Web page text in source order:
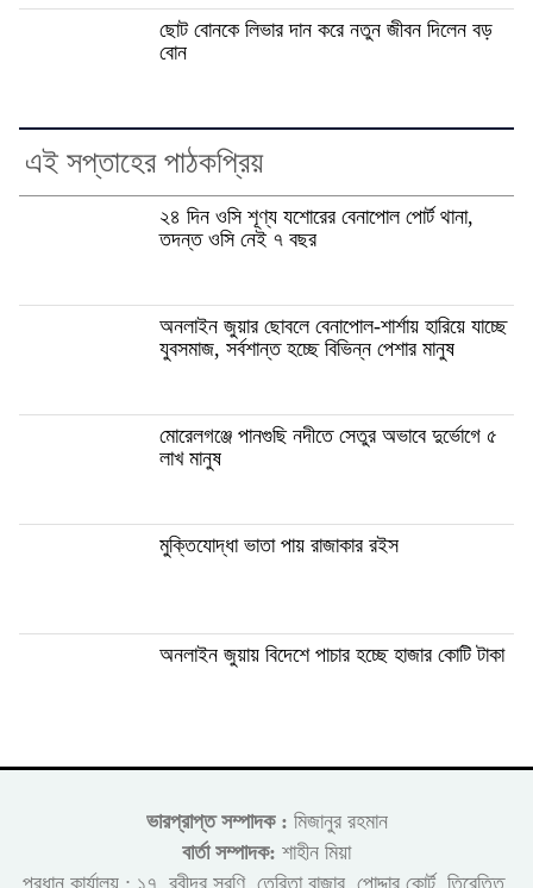
ছোট বোনকে লিভার দান করে নতুন জীবন দিলেন বড়
বোন
এই সপ্তাহের পাঠকপ্রিয়
২৪ দিন ওসি শূণ্য যশোরের বেনাপোল পোর্ট থানা,
তদন্ত ওসি নেই ৭ বছর
অনলাইন জুয়ার ছোবলে বেনাপোল-শার্শায় হারিয়ে যাচ্ছে
যুবসমাজ, সর্বশান্ত হচ্ছে বিভিন্ন পেশার মানুষ
মোরেলগঞ্জে পানগুছি নদীতে সেতুর অভাবে দুর্ভোগে ৫
লাখ মানুষ
মুক্তিযোদ্ধা ভাতা পায় রাজাকার রইস
অনলাইন জুয়ায় বিদেশে পাচার হচ্ছে হাজার কোটি টাকা
ভারপ্রাপ্ত সম্পাদক : মিজানুর রহমান
বার্তা সম্পাদক: শাহীন মিয়া
প্রধান কার্যালয় : ১৭, রবীন্দ্র সরণি, তেরিতা বাজার, পোদ্দার কোর্ট, তিরেত্তি,